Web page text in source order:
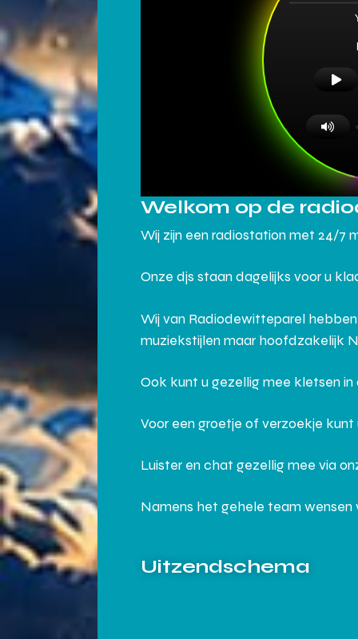
Welkom op de
Wij zijn een radiostation met 24/7
Onze djs staan dagelijks voor u
Wij van Radiodewitteparel
muziekstijlen maar hoofdzakelijk
Ook kunt u gezellig mee kletsen
Voor een groetje of verzoekje
Luister en chat gezellig mee via
Namens het gehele team wensen
Uitzendschema